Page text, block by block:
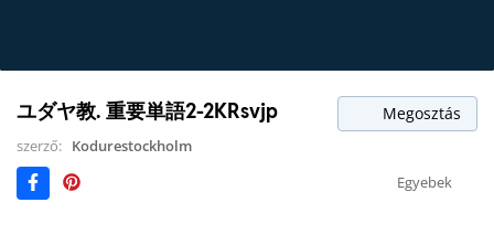
ユダヤ教. 重要単語2-2KRsvjp Megosztás
szerző: Kodurestockholm
Egyebek